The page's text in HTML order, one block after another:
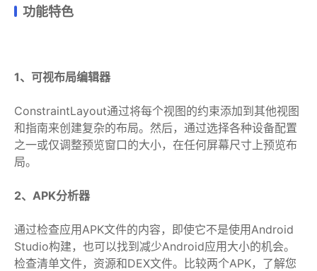
功能特色
1、可视布局编辑器
ConstraintLayout通过将每个视图的约束添加到其他视图
和指南来创建复杂的布局。然后，通过选择各种设备配置
之一或仅调整预览窗口的大小，在任何屏幕尺寸上预览布
局。
2、APK分析器
通过检查应用APK文件的内容，即使它不是使用Android
Studio构建，也可以找到减少Android应用大小的机会。
检查清单文件，资源和DEX文件。比较两个APK，了解您